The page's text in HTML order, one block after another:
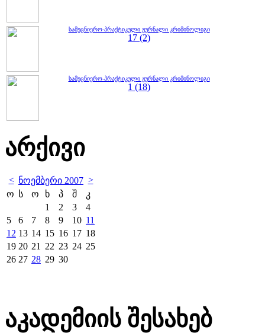
სამეცნიერო-პრაქტიკული ჟურნალი კრიმინოლიგი
17 (2)
სამეცნიერო-პრაქტიკული ჟურნალი კრიმინოლიგი
1 (18)
არქივი
< ნოემბერი 2007 >
ო ს ო ხ პ შ
კ
1
2 3
4
5
6 7 8 9 10 11
12 13 14 15 16 17 18
19 20 21 22 23 24 25
26 27 28 29 30
აკადემიის შესახებ